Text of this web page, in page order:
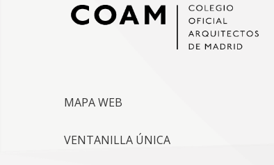
MAPA WEB
VENTANILLA ÚNICA